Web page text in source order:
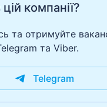
цій компанії?
та отримуйте
та Viber.
Telegram